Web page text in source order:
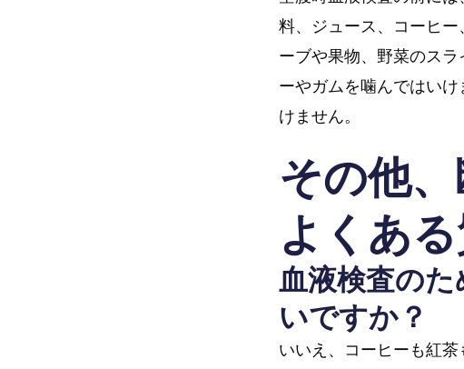
料、ジュース、コーヒ
ーブや果物、野菜のス
ーやガムを噛んではい
けません。
その他
よくあ
血液検査の
いですか？
いいえ、コーヒーも紅